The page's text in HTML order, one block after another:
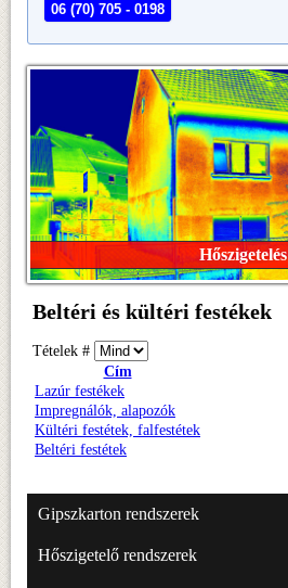
06 (70) 705 - 0198
Hőszigetelés
Gipszkarton rendszerek
Hőszigetelő rendszerek
Beltéri és kültéri festékek
Tételek #
Cím
Lazúr festékek
Impregnálók, alapozók
Kültéri festétek, falfestétek
Beltéri festétek